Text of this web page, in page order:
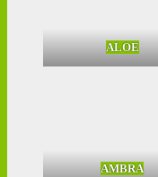
ALOE
AMBRA